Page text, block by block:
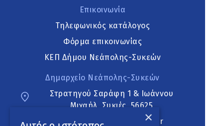
Επικοινωνία
Τηλεφωνικός κατάλογος
Φόρμα επικοινωνίας
ΚΕΠ Δήμου Νεάπολης-Συκεών
Δημαρχείο Νεάπολης-Συκεών
Στρατηγού Σαράφη 1 & Ιωάννου
Μιχαήλ, Συκιές, 56625
neapoli.sykies@ddt.gov.gr
×